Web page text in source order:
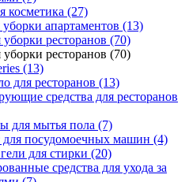
косметика (27)
апартаментов (13)
уборки ресторанов (70)
уборки ресторанов (70)
(13)
для ресторанов (13)
средства для ресторанов
для мытья пола (7)
для посудомоечных машин (4)
для стирки (20)
средства для ухода за